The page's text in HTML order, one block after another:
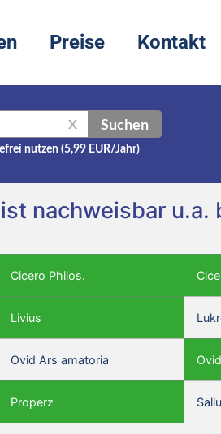
Preise Kontakt
X Suchen
nutzen (5,99 EUR/Jahr)
nachweisbar u.a.
Cicero Philos.
Livius
Ovid Ars amatoria
Properz